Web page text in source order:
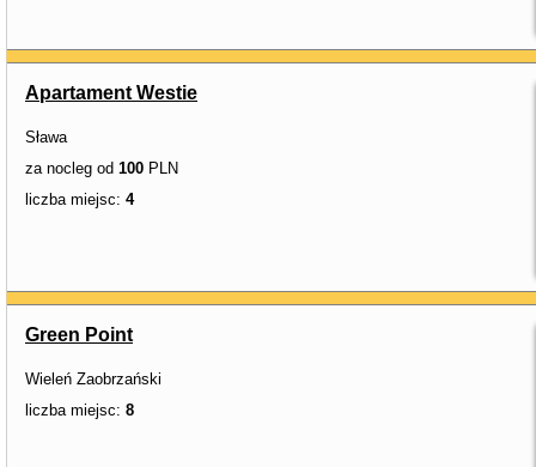
Apartament Westie
Sława
za nocleg od 100 PLN
liczba miejsc: 4
Green Point
Wieleń Zaobrzański
liczba miejsc: 8